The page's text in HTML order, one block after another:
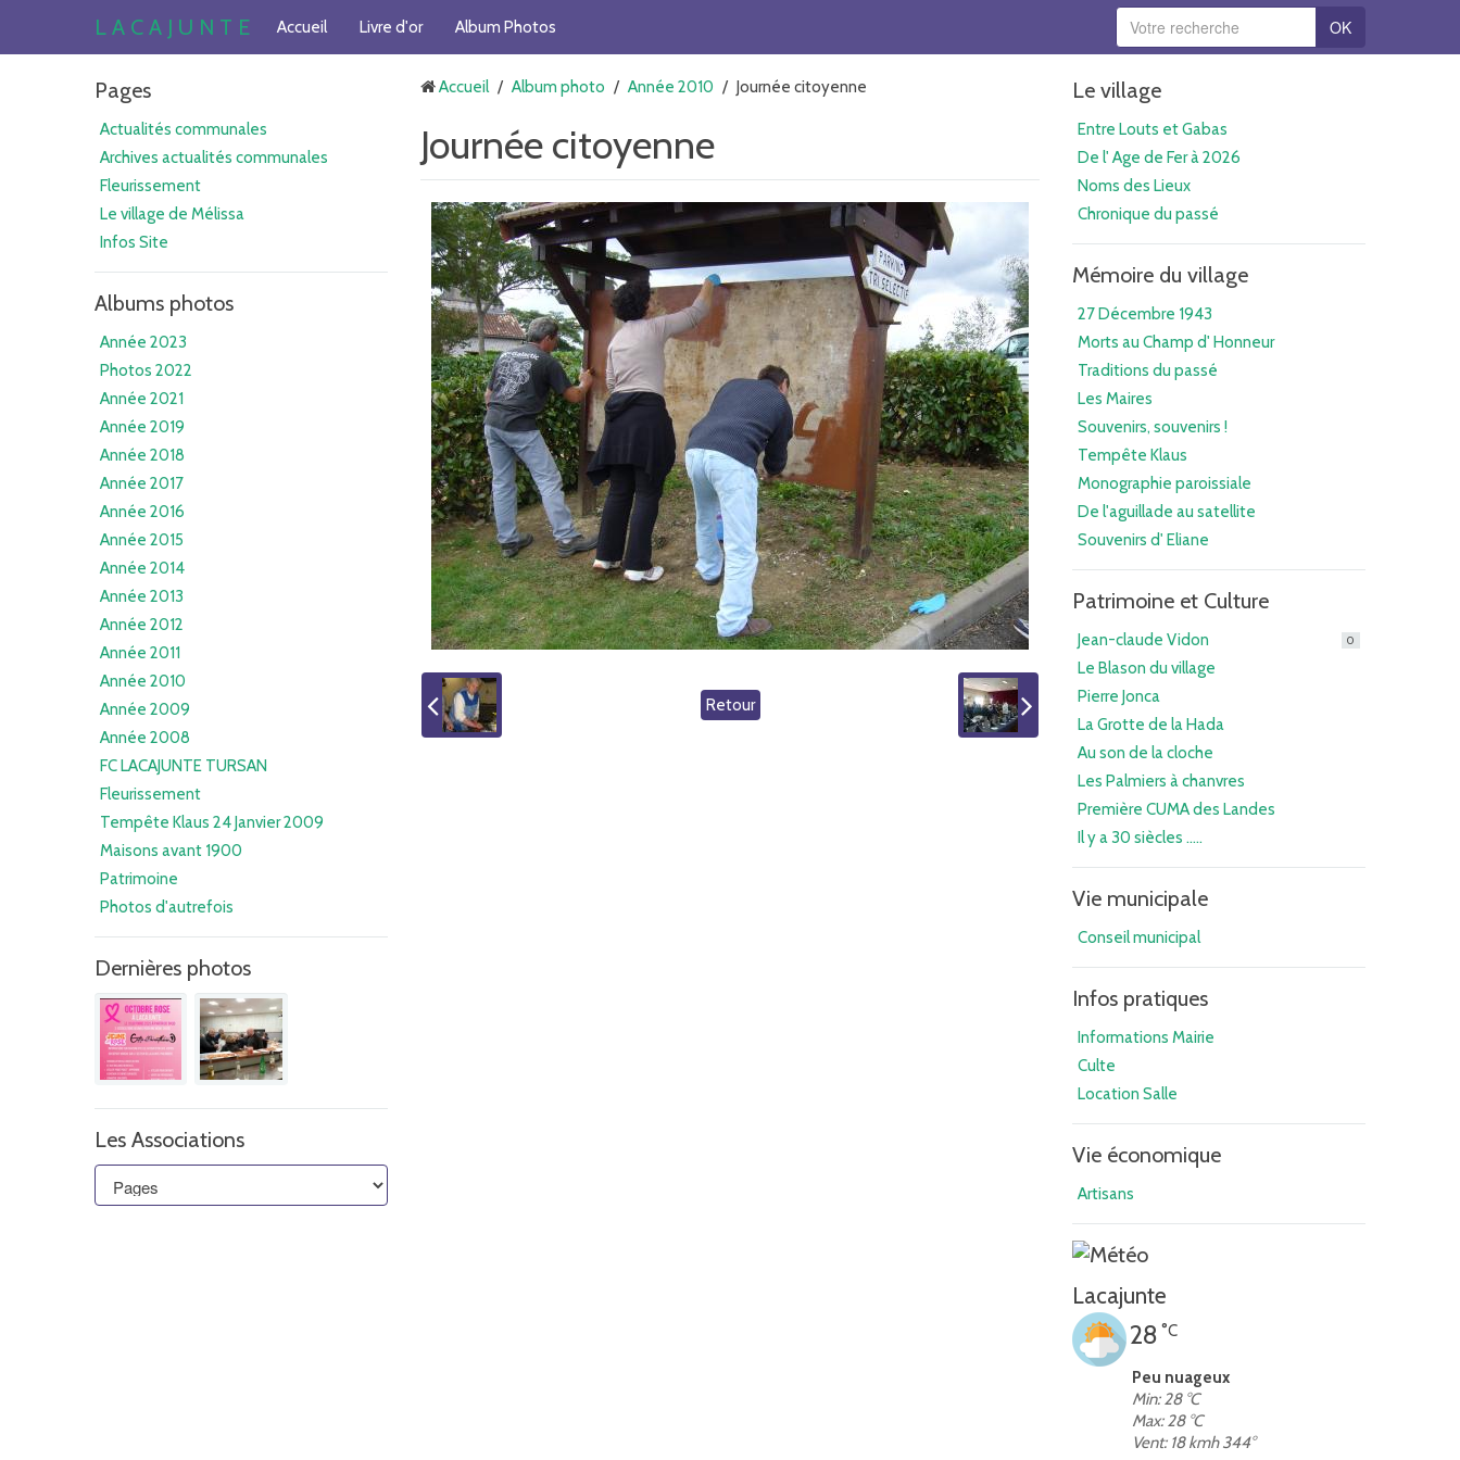
L A C A J U N T E Accueil Livre d'or Album Photos OK
Pages
Actualités communales
Archives actualités communales
Fleurissement
Le village de Mélissa
Infos Site
Albums photos
Année 2023
Photos 2022
Année 2021
Année 2019
Année 2018
Année 2017
Année 2016
Année 2015
Année 2014
Année 2013
Année 2012
Année 2011
Année 2010
Année 2009
Année 2008
FC LACAJUNTE TURSAN
Fleurissement
Tempête Klaus 24 Janvier 2009
Maisons avant 1900
Patrimoine
Photos d'autrefois
Dernières photos
Les Associations
Accueil / Album photo / Année 2010 / Journée citoyenne
Journée citoyenne
Retour
Le village
Entre Louts et Gabas
De l' Age de Fer à 2026
Noms des Lieux
Chronique du passé
Mémoire du village
27 Décembre 1943
Morts au Champ d' Honneur
Traditions du passé
Les Maires
Souvenirs, souvenirs !
Tempête Klaus
Monographie paroissiale
De l'aguillade au satellite
Souvenirs d' Eliane
Patrimoine et Culture
Jean-claude Vidon 0
Le Blason du village
Pierre Jonca
La Grotte de la Hada
Au son de la cloche
Les Palmiers à chanvres
Première CUMA des Landes
Il y a 30 siècles .....
Vie municipale
Conseil municipal
Infos pratiques
Informations Mairie
Culte
Location Salle
Vie économique
Artisans
Lacajunte
28 °C
Peu nuageux
Min: 28 °C
Max: 28 °C
Vent: 18 kmh 344°